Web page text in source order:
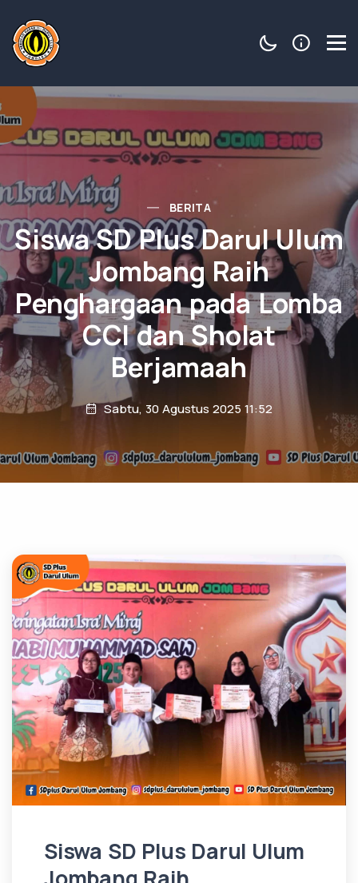
BERITA
Siswa SD Plus Darul Ulum
Jombang Raih
Penghargaan pada Lomba
CCI dan Sholat
Berjamaah
Sabtu, 30 Agustus 2025 11:52
Siswa SD Plus Darul Ulum